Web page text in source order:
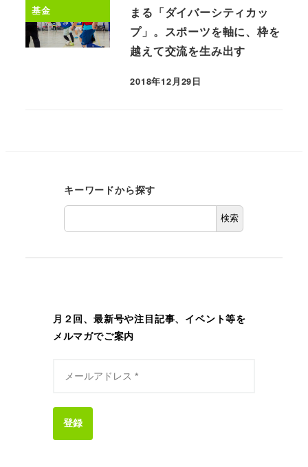
基金
まる「ダイバーシティカッ
プ」。スポーツを軸に、枠を
越えて交流を生み出す
2018年12月29日
キーワードから探す
検索
月２回、最新号や注目記事、イベント等を
メルマガでご案内
登録